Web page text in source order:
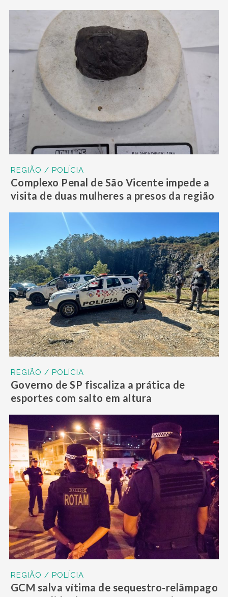
REGIÃO / POLÍCIA
Complexo Penal de São Vicente impede a
visita de duas mulheres a presos da região
REGIÃO / POLÍCIA
Governo de SP fiscaliza a prática de
esportes com salto em altura
REGIÃO / POLÍCIA
GCM salva vítima de sequestro-relâmpago